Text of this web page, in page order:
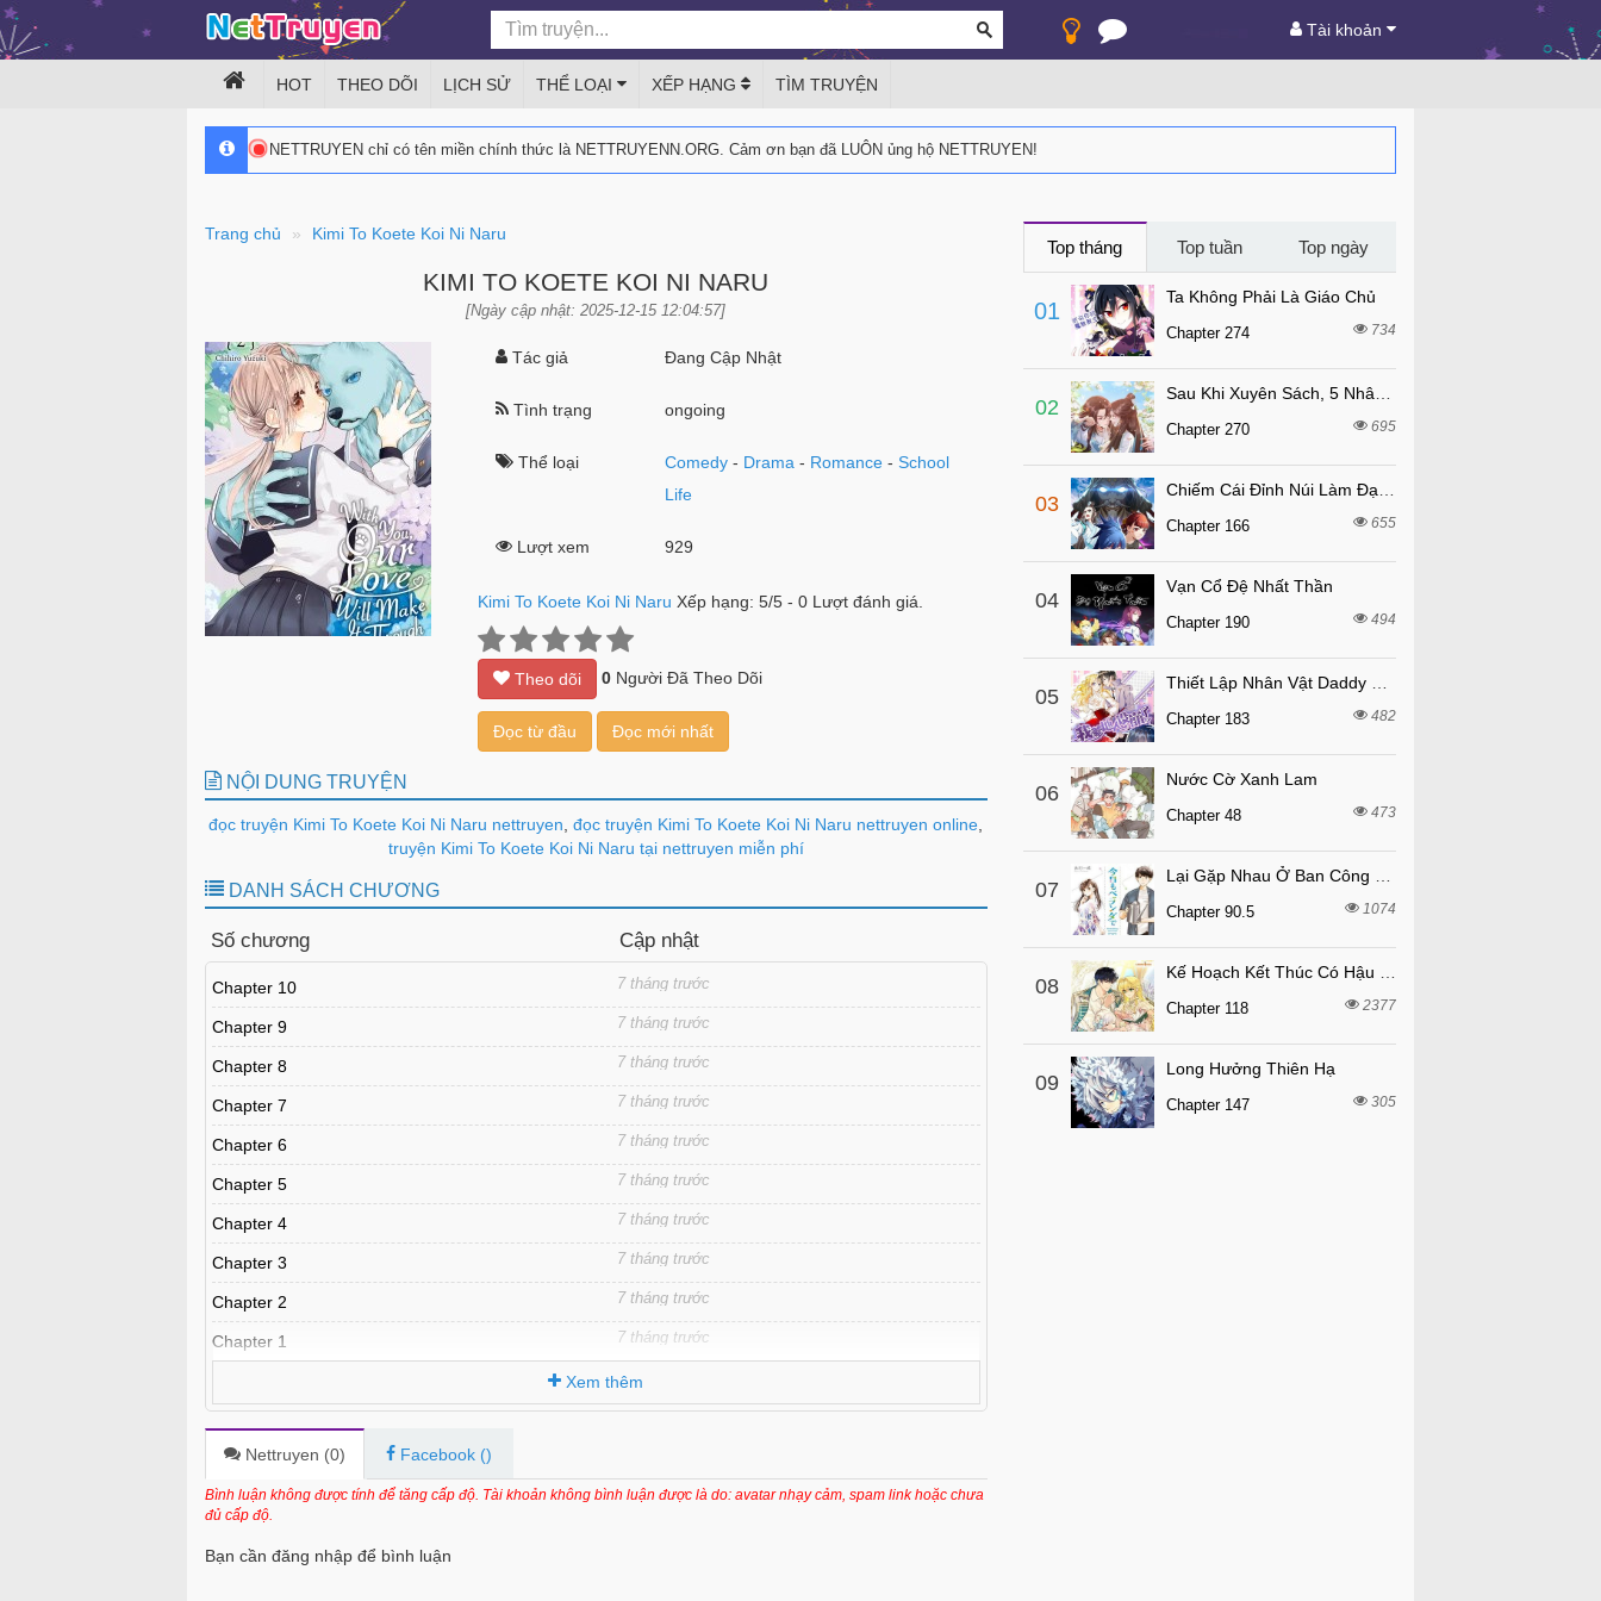
Tài khoản
HOT THEO DÕI LỊCH SỬ THỂ LOẠI XẾP HẠNG TÌM TRUYỆN
NETTRUYEN chỉ có tên miền chính thức là NETTRUYENN.ORG. Cảm ơn bạn đã LUÔN ủng hộ NETTRUYEN!
Trang chủ Kimi To Koete Koi Ni Naru
KIMI TO KOETE KOI NI NARU
[Ngày cập nhật: 2025-12-15 12:04:57]
Tác giả Đang Cập Nhật
Tình trạng ongoing
Thể loại Comedy - Drama - Romance -School
Life
Lượt xem 929
Kimi To Koete Koi Ni Naru Xếp hạng: 5/5- 0Lượt đánh giá.
Theo dõi 0Người Đã Theo Dõi
Đọc từ đầu Đọc mới nhất
NỘI DUNG TRUYỆN
đọc truyện Kimi To Koete Koi Ni Naru nettruyen đọc truyện Kimi To Koete Koi Ni Naru nettruyen online
truyện Kimi To Koete Koi Ni Naru tại nettruyen miễn phí
DANH SÁCH CHƯƠNG
Số chương Cập nhật
Chapter 10 7 tháng trước
Chapter 9 7 tháng trước
Chapter 8 7 tháng trước
Chapter 7 7 tháng trước
Chapter 6 7 tháng trước
Chapter 5 7 tháng trước
Chapter 4 7 tháng trước
Chapter 3 7 tháng trước
Chapter 2 7 tháng trước
Chapter 1 7 tháng trước
Xem thêm
Nettruyen (0) Facebook ()
Bình luận không được tính để tăng cấp độ. Tài khoản không bình luận được là do: avatar nhạy cảm, spam link hoặc chưa
đủ cấp độ.
Bạn cần đăng nhập để bình luận
Top tháng Top tuần Top ngày
01
Ta Không Phải Là Giáo Chủ
Chapter 274 734
02
Chapter 270 695
03
Chapter 166 655
04
Vạn Cổ Đệ Nhất Thần
Chapter 190 494
05
Chapter 183 482
06
Nước Cờ Xanh Lam
Chapter 48 473
07
Chapter 90.5 1074
08
Chapter 118 2377
09
Long Hưởng Thiên Hạ
Chapter 147 305